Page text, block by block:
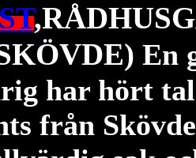
En
har hört
från